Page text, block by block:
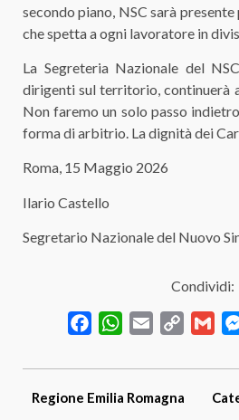
secondo piano, NSC sarà
che spetta a ogni lavoratore in
​La Segreteria Nazionale del
dirigenti sul territorio, continuerà
Non faremo un solo passo
forma di arbitrio. La dignità dei
​Roma, 15 Maggio 2026
Ilario Castello
Segretario Nazionale del Nuovo
Condividi:
FacebookWhatsApp
Email
Copy
Regione Emilia Romagna